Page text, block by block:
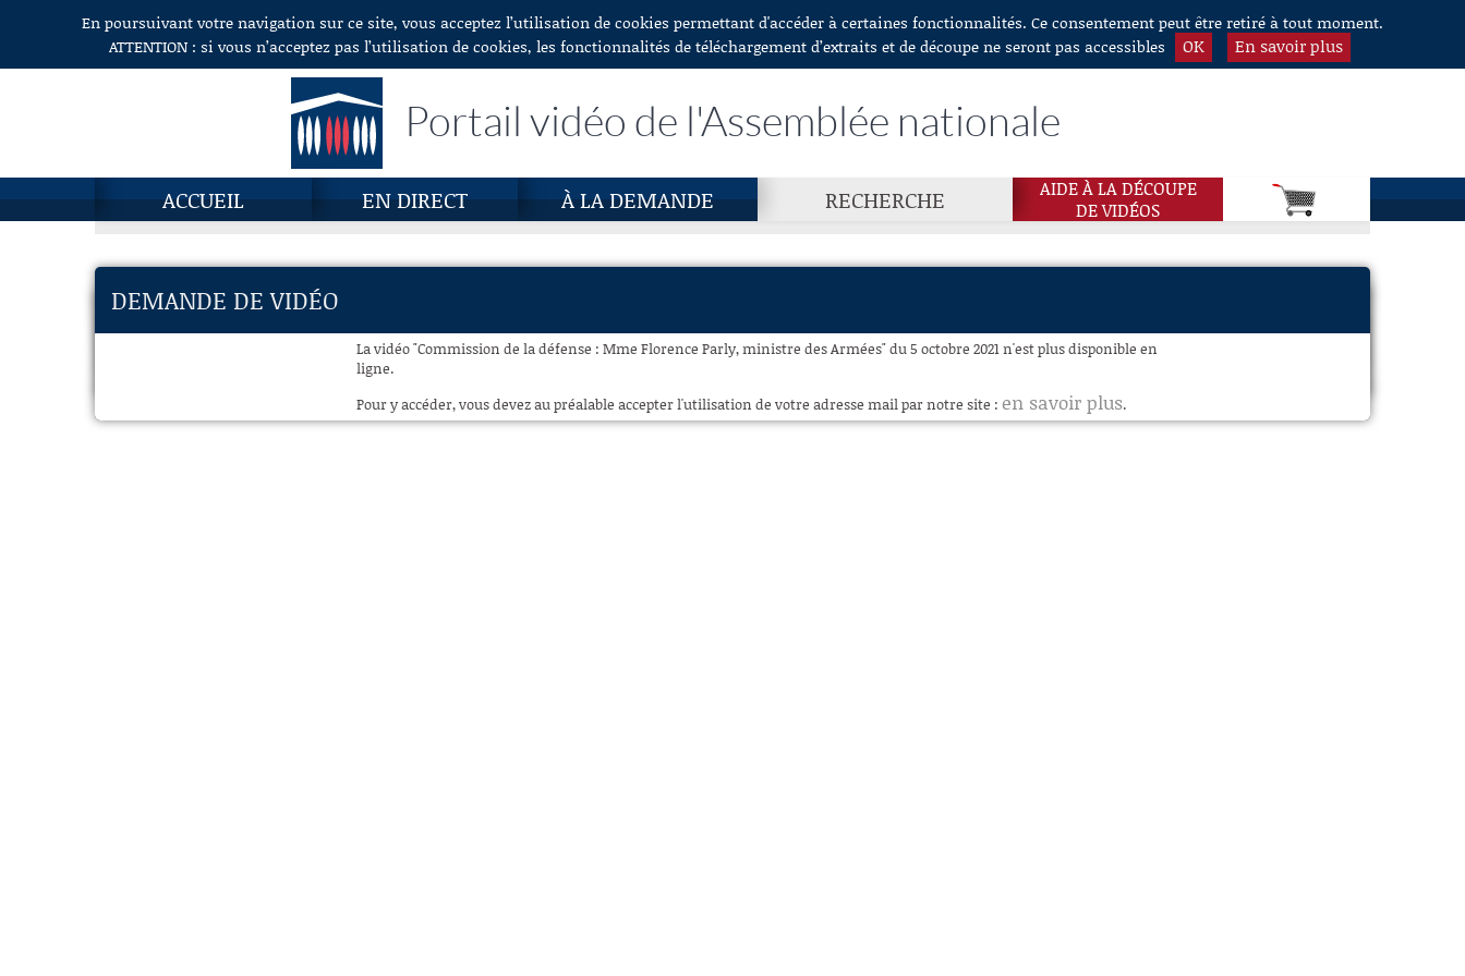
Aller au contenuEn poursuivant votre navigation sur ce site, vous acceptez l’utilisation de cookies permettant d'accéder à certaines fonctionnalités. Ce consentement peut être retiré à tout moment.
ATTENTION : si vous n’acceptez pas l’utilisation de cookies, les fonctionnalités de téléchargement d’extraits et de découpe ne seront pas accessibles
OK En savoir plus
Portail vidéo de l'Assemblée nationale
ACCUEIL EN DIRECT À LA DEMANDE RECHERCHE
AIDE À LA DÉCOUPE
DE VIDÉOS
DEMANDE DE VIDÉO
La vidéo "Commission de la défense : Mme Florence Parly, ministre des Armées" du 5 octobre 2021 n'est plus disponible en
ligne.
Pour y accéder, vous devez au préalable accepter l'utilisation de votre adresse mail par notre site : en savoir plus.